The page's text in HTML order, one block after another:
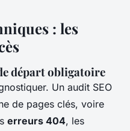
: les
départ obligatoire
Un audit SEO
de pages clés, voire
erreurs 404, les